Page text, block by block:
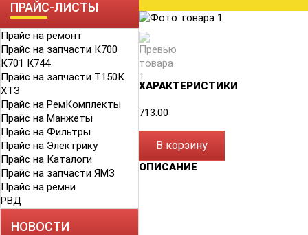
ПРАЙС-ЛИСТЫ
Прайс на ремонт
Прайс на запчасти К700
К701 К744
Прайс на запчасти Т150К
ХТЗ
Прайс на РемКомплекты
Прайс на Манжеты
Прайс на Фильтры
Прайс на Электрику
Прайс на Каталоги
Прайс на запчасти ЯМЗ
Прайс на ремни
РВД
НОВОСТИ
ХАРАКТЕРИСТИКИ
713.00
В корзину
ОПИСАНИЕ